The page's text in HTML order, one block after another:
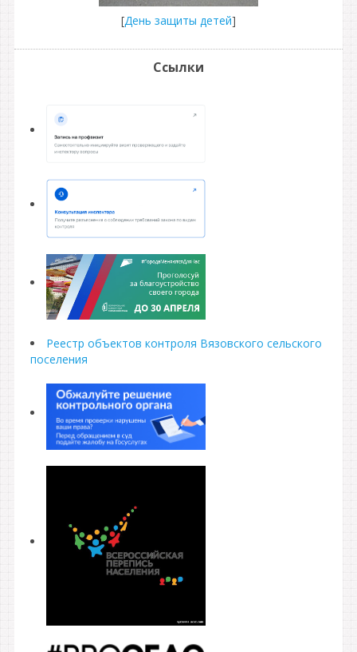
[День защиты детей]
Ссылки
Реестр объектов контроля Вязовского сельского
поселения